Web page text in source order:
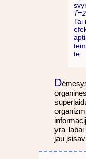
Tai
te.
D
yra
jau